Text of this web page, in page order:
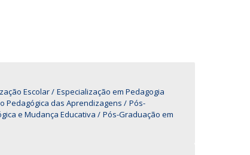
Escolar
Especialização em Pedagogia
Pedagógica das Aprendizagens
Pós-
e Mudança Educativa
Pós-Graduação em